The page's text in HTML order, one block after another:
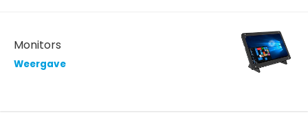
Monitors
Weergave